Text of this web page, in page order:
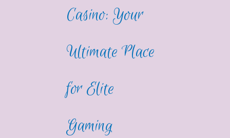
Casino: Your
Ultimate Place
for Elite
Gaming